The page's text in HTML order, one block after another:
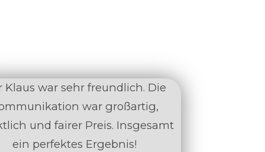
Klaus war sehr freundlich. Die
war großartig,
und fairer Preis. Insgesamt
ein perfektes Ergebnis!